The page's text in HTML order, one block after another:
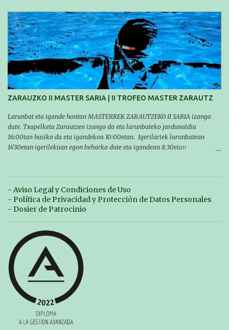
sábado por la tarde a las 16:30. Por otro lado, otro grupo pequeño actuará
en el polideportivo Antzizar de Beasain en el XXIIIº memorial Leire
Contreras , en una mañana popular festiva organizada por el club Igartza.
Las pruebas empezarán a las 10:30, a las 11:30 habrá pruebas populares
australianas y después habrá un almuerzo para todos y todas las
participantes. Toda la información sobre convocatorias y competiciones la
encontraréis en nuestra web, en el siguiente enlace:
https://www.es.buruntzaldeaikt.eus/competici%C3%B3n/egutegia#h.9xisch
p06awl ¡Mucha suert...
ZARAUZKO II MASTER SARIA | II TROFEO MASTER ZARAUTZ
Larunbat eta igande hontan MASTERREK ZARAUTZEKO II SARIA izango
dute. Txapelketa Zarautzen izango da eta larunbateko jardunaldia
16:00tan hasiko da eta igandekoa 10:00etan. Igerilariek larunbatean
14'30etan igerilekuan egon beharko dute eta igandean 8:30etan
domingo los MASTERS tendrán el II TROFEO MASTER DE ZARAUTZ. La
competición se celebrará en Zarautz a las 16:00 la jornada del sabado y a
las 10:00 la del domingo. Los/las nadadores/as tendrán que estar en la
piscina a las 14:30 el sabado y a las 8:30 el domingo (polideportivo
- Aviso Legal y Condiciones de Uso
- Política de Privacidad y Protección de Datos Personales
- Dosier de Patrocinio